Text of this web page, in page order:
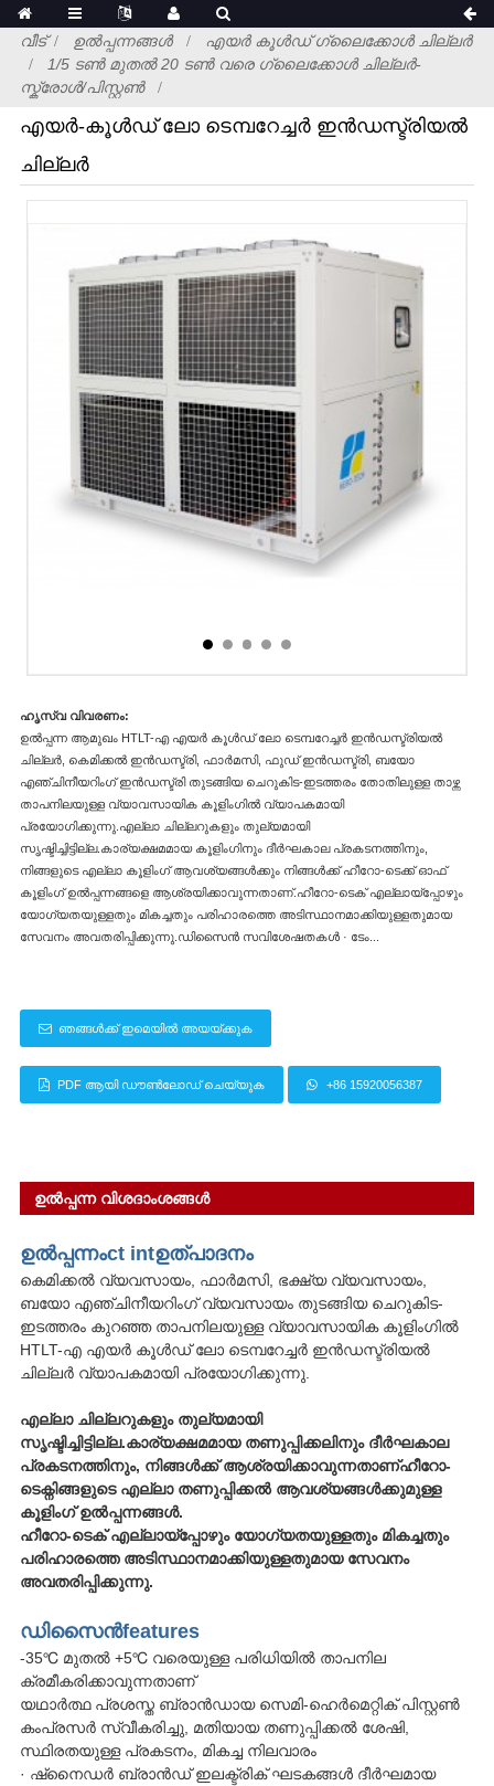
വീട് ഉൽപ്പന്നങ്ങൾ
എയർ കൂൾഡ് ഗ്ലൈക്കോൾ ചില്ലർ
1/5 ടൺ മുതൽ 20 ടൺ വരെ ഗ്ലൈക്കോൾ ചില്ലർ-
സ്ക്രോൾ/പിസ്റ്റൺ
എയർ-കൂൾഡ് ലോ ടെമ്പറേച്ചർ ഇൻഡസ്ട്രിയൽ
ചില്ലർ
ഹൃസ്വ വിവരണം:
ഉൽപ്പന്ന ആമുഖം HTLT-എ എയർ കൂൾഡ് ലോ ടെമ്പറേച്ചർ ഇൻഡസ്ട്രിയൽ
ചില്ലർ, കെമിക്കൽ ഇൻഡസ്ട്രി, ഫാർമസി, ഫുഡ് ഇൻഡസ്ട്രി, ബയോ
എഞ്ചിനീയറിംഗ് ഇൻഡസ്ട്രി തുടങ്ങിയ ചെറുകിട-ഇടത്തരം തോതിലുള്ള താഴ്ന്ന
താപനിലയുള്ള വ്യാവസായിക കൂളിംഗിൽ വ്യാപകമായി
പ്രയോഗിക്കുന്നു.എല്ലാ ചില്ലറുകളും തുല്യമായി
സൃഷ്ടിച്ചിട്ടില്ല.കാര്യക്ഷമമായ കൂളിംഗിനും ദീർഘകാല പ്രകടനത്തിനും,
നിങ്ങളുടെ എല്ലാ കൂളിംഗ് ആവശ്യങ്ങൾക്കും നിങ്ങൾക്ക് ഹീറോ-ടെക്ക് ഓഫ്
കൂളിംഗ് ഉൽപ്പന്നങ്ങളെ ആശ്രയിക്കാവുന്നതാണ്.ഹീറോ-ടെക് എല്ലായ്പ്പോഴും
യോഗ്യതയുള്ളതും മികച്ചതും പരിഹാരത്തെ അടിസ്ഥാനമാക്കിയുള്ളതുമായ
സേവനം അവതരിപ്പിക്കുന്നു.ഡിസൈൻ സവിശേഷതകൾ · ടേം...
ഞങ്ങൾക്ക് ഇമെയിൽ അയയ്ക്കുക
PDF ആയി ഡൗൺലോഡ് ചെയ്യുക +86 15920056387
ഉൽപ്പന്ന വിശദാംശങ്ങൾ
ഉൽപ്പന്നംct intഉത്പാദനം
കെമിക്കൽ വ്യവസായം, ഫാർമസി, ഭക്ഷ്യ വ്യവസായം,
ബയോ എഞ്ചിനീയറിംഗ് വ്യവസായം തുടങ്ങിയ ചെറുകിട-
ഇടത്തരം കുറഞ്ഞ താപനിലയുള്ള വ്യാവസായിക കൂളിംഗിൽ
HTLT-എ എയർ കൂൾഡ് ലോ ടെമ്പറേച്ചർ ഇൻഡസ്ട്രിയൽ
ചില്ലർ വ്യാപകമായി പ്രയോഗിക്കുന്നു.
എല്ലാ ചില്ലറുകളും തുല്യമായി
സൃഷ്ടിച്ചിട്ടില്ല.കാര്യക്ഷമമായ തണുപ്പിക്കലിനും ദീർഘകാല
പ്രകടനത്തിനും, നിങ്ങൾക്ക് ആശ്രയിക്കാവുന്നതാണ്ഹീറോ-
ടെക്നിങ്ങളുടെ എല്ലാ തണുപ്പിക്കൽ ആവശ്യങ്ങൾക്കുമുള്ള
കൂളിംഗ് ഉൽപ്പന്നങ്ങൾ.
ഹീറോ-ടെക് എല്ലായ്പ്പോഴും യോഗ്യതയുള്ളതും മികച്ചതും
പരിഹാരത്തെ അടിസ്ഥാനമാക്കിയുള്ളതുമായ സേവനം
അവതരിപ്പിക്കുന്നു.
ഡിസൈൻfeatures
-35℃ മുതൽ +5℃ വരെയുള്ള പരിധിയിൽ താപനില
ക്രമീകരിക്കാവുന്നതാണ്
യഥാർത്ഥ പ്രശസ്ത ബ്രാൻഡായ സെമി-ഹെർമെറ്റിക് പിസ്റ്റൺ
കംപ്രസർ സ്വീകരിച്ചു, മതിയായ തണുപ്പിക്കൽ ശേഷി,
സ്ഥിരതയുള്ള പ്രകടനം, മികച്ച നിലവാരം
· ഷ്നൈഡർ ബ്രാൻഡ് ഇലക്ട്രിക് ഘടകങ്ങൾ ദീർഘമായ